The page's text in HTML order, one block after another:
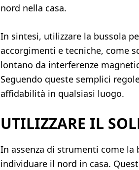
nord nella casa.
In sintesi, utilizzare la bussola
accorgimenti e tecniche, come
lontano da interferenze
Seguendo queste semplici
affidabilità in qualsiasi luogo.
UTILIZZARE IL
In assenza di strumenti come la
individuare il nord in casa.